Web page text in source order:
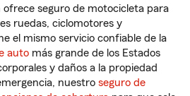
ofrece seguro de motocicleta para
ruedas, ciclomotores y
el mismo servicio confiable de la
auto más grande de los Estados
y daños a la propiedad
nuestro seguro de